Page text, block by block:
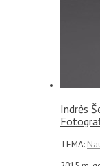
Indrės
TEMA: